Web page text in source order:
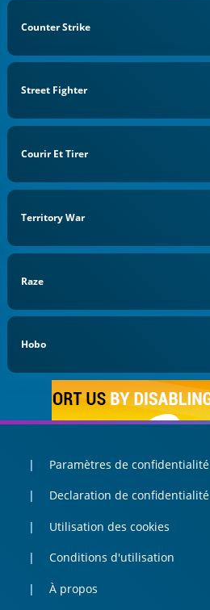
Counter Strike
Street Fighter
Courir Et Tirer
Territory War
Raze
Hobo
Paramètres de confidentialité
Declaration de confidentialité
Utilisation des cookies
Conditions d'utilisation
À propos